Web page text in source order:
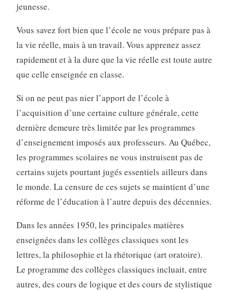
jeunesse.
Vous savez fort bien que l’école ne vous prépare pas à
la vie réelle, mais à un travail. Vous apprenez assez
rapidement et à la dure que la vie réelle est toute autre
que celle enseignée en classe.
Si on ne peut pas nier l’apport de l’école à
l’acquisition d’une certaine culture générale, cette
dernière demeure très limitée par les programmes
d’enseignement imposés aux professeurs. Au Québec,
les programmes scolaires ne vous instruisent pas de
certains sujets pourtant jugés essentiels ailleurs dans
le monde. La censure de ces sujets se maintient d’une
réforme de l’éducation à l’autre depuis des décennies.
Dans les années 1950, les principales matières
enseignées dans les collèges classiques sont les
lettres, la philosophie et la rhétorique (art oratoire).
Le programme des collèges classiques incluait, entre
autres, des cours de logique et des cours de stylistique